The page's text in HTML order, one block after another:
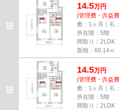
14.5万円
(管理費・共益
敷：1ヶ月｜礼
所在階：5階
間取り：2LDK
面積：60.14㎡
14.5万円
(管理費・共益
敷：1ヶ月｜礼
所在階：5階
間取り：2LDK